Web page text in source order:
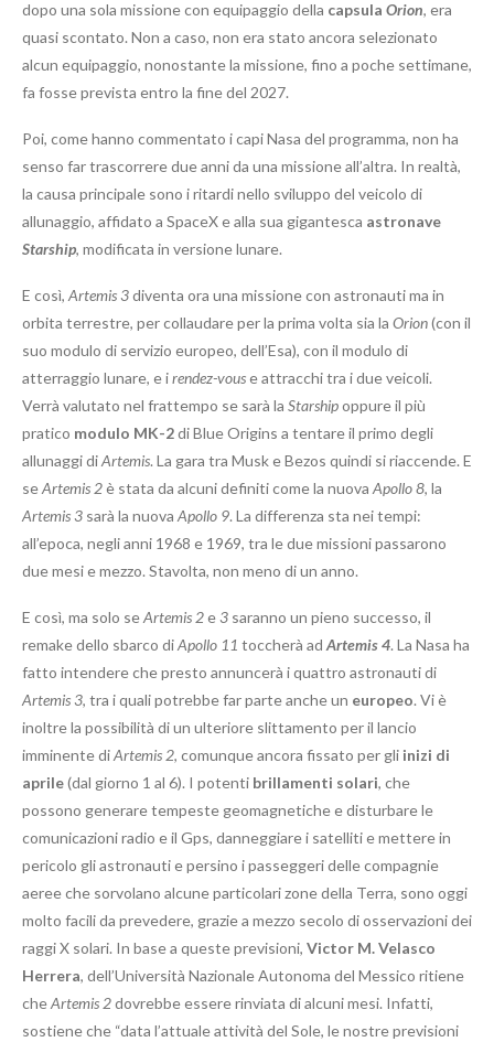
dopo una sola missione con equipaggio della capsula Orion, era
quasi scontato. Non a caso, non era stato ancora selezionato
alcun equipaggio, nonostante la missione, fino a poche settimane,
fa fosse prevista entro la fine del 2027.
Poi, come hanno commentato i capi Nasa del programma, non ha
senso far trascorrere due anni da una missione all’altra. In realtà,
la causa principale sono i ritardi nello sviluppo del veicolo di
allunaggio, affidato a SpaceX e alla sua gigantesca astronave
Starship, modificata in versione lunare.
E così,Artemis 3diventa ora una missione con astronauti ma in
orbita terrestre, per collaudare per la prima volta sia la Orion(con il
suo modulo di servizio europeo, dell’Esa), con il modulo di
atterraggio lunare, e irendez-vouse attracchi tra i due veicoli.
Verrà valutato nel frattempo se sarà la Starshipoppure il più
pratico modulo MK-2di Blue Origins a tentare il primo degli
allunaggi diArtemis. La gara tra Musk e Bezos quindi si riaccende. E
seArtemis 2è stata da alcuni definiti come la nuovaApollo 8, la
Artemis 3 sarà la nuovaApollo 9. La differenza sta nei tempi:
all’epoca, negli anni 1968 e 1969, tra le due missioni passarono
due mesi e mezzo. Stavolta, non meno di un anno.
E così, ma solo seArtemis 2e3 saranno un pieno successo, il
remake dello sbarco diApollo 11 toccherà adArtemis 4. La Nasa ha
fatto intendere che presto annuncerà i quattro astronauti di
Artemis 3, tra i quali potrebbe far parte anche un europeo. Vi è
inoltre la possibilità di un ulteriore slittamento per il lancio
imminente diArtemis 2, comunque ancora fissato per gli inizi di
aprile(dal giorno 1 al 6). I potenti brillamenti solari, che
possono generare tempeste geomagnetiche e disturbare le
comunicazioni radio e il Gps, danneggiare i satelliti e mettere in
pericolo gli astronauti e persino i passeggeri delle compagnie
aeree che sorvolano alcune particolari zone della Terra, sono oggi
molto facili da prevedere, grazie a mezzo secolo di osservazioni dei
raggi X solari. In base a queste previsioni, Victor M. Velasco
Herrera, dell’Università Nazionale Autonoma del Messico ritiene
cheArtemis 2dovrebbe essere rinviata di alcuni mesi. Infatti,
sostiene che “data l’attuale attività del Sole, le nostre previsioni